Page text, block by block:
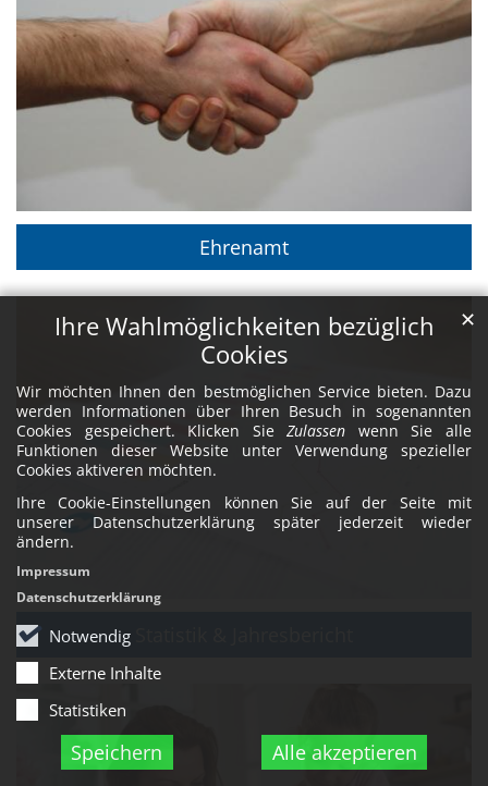
Ihre Wahlmöglichkeiten bezüglich
Cookies
Wir möchten Ihnen den bestmöglichen Service bieten. Dazu
werden Informationen über Ihren Besuch in sogenannten
Cookies gespeichert. Klicken SieZulassen wenn Sie alle
Funktionen dieser Website unter Verwendung spezieller
Cookies aktiveren möchten.
Ihre Cookie-Einstellungen können Sie auf der Seite mit
unserer Datenschutzerklärung später jederzeit wieder
ändern.
Notwendig
Externe Inhalte
Statistiken
Speichern Alle akzeptieren
✕
Impressum
Datenschutzerklärung
Ehrenamt